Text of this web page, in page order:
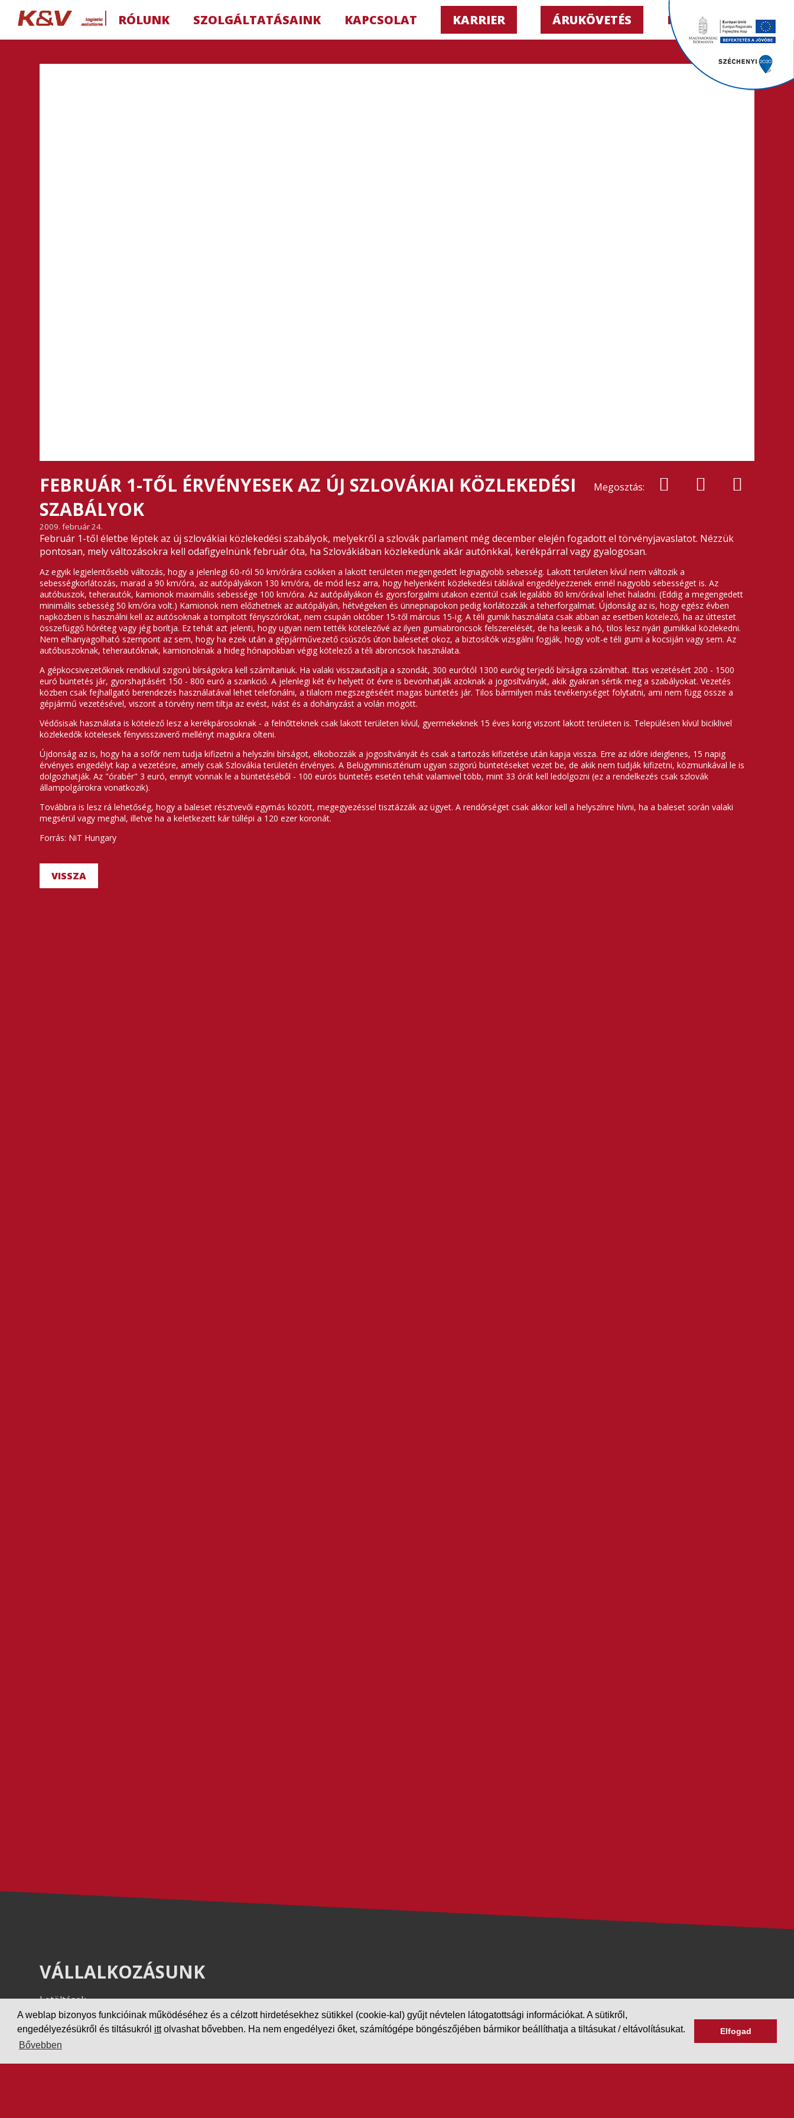
A weblap bizonyos funkcióinak működéséhez és a célzott hirdetésekhez sütikkel (cookie-kal) gyűjt névtelen látogatottsági információkat. A sütikről,
engedélyezésükről és tiltásukról ittolvashat bővebben. Ha nem engedélyezi őket, számítógépe böngészőjében bármikor beállíthatja a tiltásukat / eltávolításukat.
Bővebben
Elfogad
RÓLUNK SZOLGÁLTATÁSAINK KAPCSOLAT KARRIER ÁRUKÖVETÉS HU ▼
Megosztás:
FEBRUÁR 1-TŐL ÉRVÉNYESEK AZ ÚJ SZLOVÁKIAI KÖZLEKEDÉSI
SZABÁLYOK
2009. február 24.
Február 1-től életbe léptek az új szlovákiai közlekedési szabályok, melyekről a szlovák parlament még december elején fogadott el törvényjavaslatot. Nézzük
pontosan, mely változásokra kell odafigyelnünk február óta, ha Szlovákiában közlekedünk akár autónkkal, kerékpárral vagy gyalogosan.
Az egyik legjelentősebb változás, hogy a jelenlegi 60-ról 50 km/órára csökken a lakott területen megengedett legnagyobb sebesség. Lakott területen kívül nem változik a
sebességkorlátozás, marad a 90 km/óra, az autópályákon 130 km/óra, de mód lesz arra, hogy helyenként közlekedési táblával engedélyezzenek ennél nagyobb sebességet is. Az
autóbuszok, teherautók, kamionok maximális sebessége 100 km/óra. Az autópályákon és gyorsforgalmi utakon ezentúl csak legalább 80 km/órával lehet haladni. (Eddig a megengedett
minimális sebesség 50 km/óra volt.) Kamionok nem előzhetnek az autópályán, hétvégeken és ünnepnapokon pedig korlátozzák a teherforgalmat. Újdonság az is, hogy egész évben
napközben is használni kell az autósoknak a tompított fényszórókat, nem csupán október 15-től március 15-ig. A téli gumik használata csak abban az esetben kötelező, ha az úttestet
összefüggő hóréteg vagy jég borítja. Ez tehát azt jelenti, hogy ugyan nem tették kötelezővé az ilyen gumiabroncsok felszerelését, de ha leesik a hó, tilos lesz nyári gumikkal közlekedni.
Nem elhanyagolható szempont az sem, hogy ha ezek után a gépjárművezető csúszós úton balesetet okoz, a biztosítók vizsgálni fogják, hogy volt-e téli gumi a kocsiján vagy sem. Az
autóbuszoknak, teherautóknak, kamionoknak a hideg hónapokban végig kötelező a téli abroncsok használata.
A gépkocsivezetőknek rendkívül szigorú bírságokra kell számítaniuk. Ha valaki visszautasítja a szondát, 300 eurótól 1300 euróig terjedő bírságra számíthat. Ittas vezetésért 200 - 1500
euró büntetés jár, gyorshajtásért 150 - 800 euró a szankció. A jelenlegi két év helyett öt évre is bevonhatják azoknak a jogosítványát, akik gyakran sértik meg a szabályokat. Vezetés
közben csak fejhallgató berendezés használatával lehet telefonálni, a tilalom megszegéséért magas büntetés jár. Tilos bármilyen más tevékenységet folytatni, ami nem függ össze a
gépjármű vezetésével, viszont a törvény nem tiltja az evést, ivást és a dohányzást a volán mögött.
Védősisak használata is kötelező lesz a kerékpárosoknak - a felnőtteknek csak lakott területen kívül, gyermekeknek 15 éves korig viszont lakott területen is. Településen kívül biciklivel
közlekedők kötelesek fényvisszaverő mellényt magukra ölteni.
Újdonság az is, hogy ha a sofőr nem tudja kifizetni a helyszíni bírságot, elkobozzák a jogosítványát és csak a tartozás kifizetése után kapja vissza. Erre az időre ideiglenes, 15 napig
érvényes engedélyt kap a vezetésre, amely csak Szlovákia területén érvényes. A Belügyminisztérium ugyan szigorú büntetéseket vezet be, de akik nem tudják kifizetni, közmunkával le is
dolgozhatják. Az "órabér" 3 euró, ennyit vonnak le a büntetéséből - 100 eurós büntetés esetén tehát valamivel több, mint 33 órát kell ledolgozni (ez a rendelkezés csak szlovák
állampolgárokra vonatkozik).
Továbbra is lesz rá lehetőség, hogy a baleset résztvevői egymás között, megegyezéssel tisztázzák az ügyet. A rendőrséget csak akkor kell a helyszínre hívni, ha a baleset során valaki
megsérül vagy meghal, illetve ha a keletkezett kár túllépi a 120 ezer koronát.
Forrás: NiT Hungary
VISSZA
VÁLLALKOZÁSUNK
Letöltések
Adatvédelem
Impresszum
PARTNEREINK